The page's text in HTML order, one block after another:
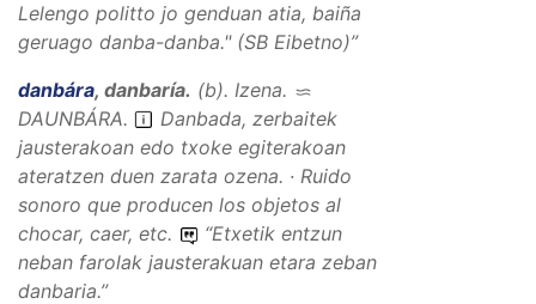
Lelengo politto jo genduan atia, baiña
geruago danba-danba." (SB Eibetno)”
danbára, danbaría. (b). Izena.
DAUNBÁRA.
Danbada, zerbaitek
jausterakoan edo txoke egiterakoan
ateratzen duen zarata ozena. · Ruido
sonoro que producen los objetos al
chocar, caer, etc.
“Etxetik entzun
neban farolak jausterakuan etara zeban
danbaria.”